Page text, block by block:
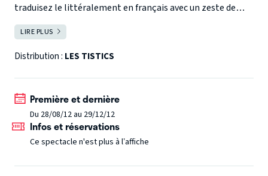
traduisez le littéralement en français avec un zeste de
mauvais esprit et découvrez une interprétation à la sauce
Tistics avec des arrangements vocaux originaux et des
chorégraphies aussi soignées que décalées. Après quelques
LIRE PLUS
Distribution : LES TISTICS
Première et dernière
Du 28/08/12 au 29/12/12
Infos et réservations
Ce spectacle n'est plus à l’affiche